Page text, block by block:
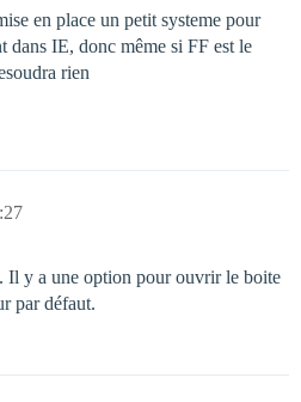
en place un petit systeme pour
dans IE, donc même si FF est le
rien
. Il y a une option pour ouvrir le boite
par défaut.